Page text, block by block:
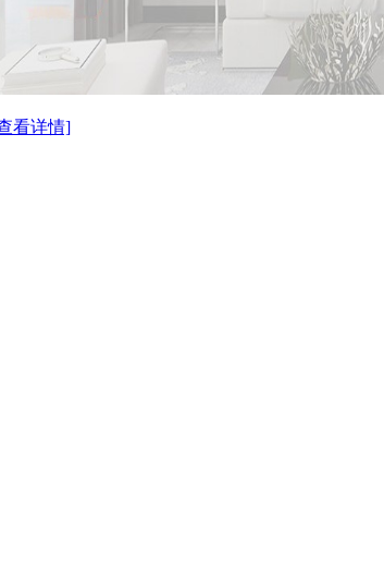
看详情]